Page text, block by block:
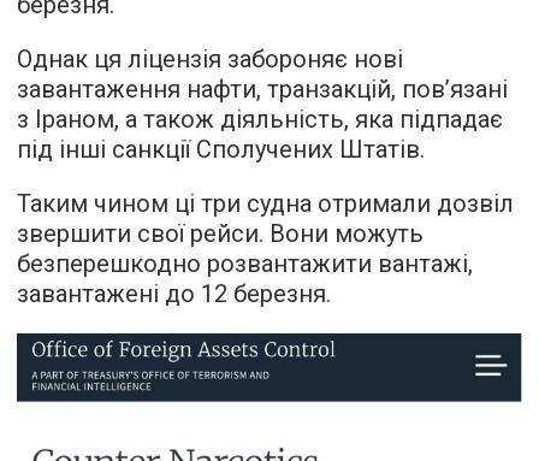
Однак ця ліцензія забороняє нові
завантаження нафти, транзакцій, пов’язані
з Іраном, а також діяльність, яка підпадає
під інші санкції Сполучених Штатів.
Таким чином ці три судна отримали дозвіл
звершити свої рейси. Вони можуть
безперешкодно розвантажити вантажі,
завантажені до 12 березня.